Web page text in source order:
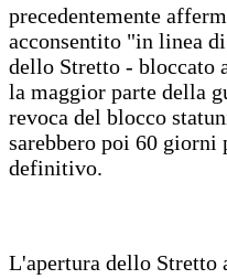
precedentemente
acconsentito "in linea
dello Stretto - bloccato
la maggior parte della
revoca del blocco
sarebbero poi 60 giorni
definitivo.
L'apertura dello Stretto